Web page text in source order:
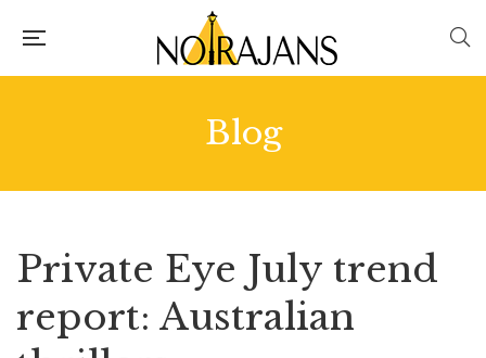
Blog
Private Eye July trend
report: Australian